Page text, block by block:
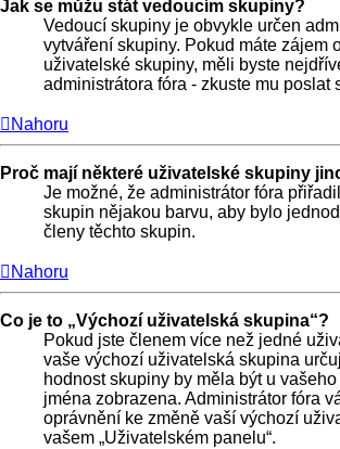
Jak se můžu stát vedoucím skupiny?
Vedoucí skupiny je obvykle určen
vytváření skupiny. Pokud máte zájem
uživatelské skupiny, měli byste
administrátora fóra - zkuste mu poslat
Nahoru
Proč mají některé uživatelské skupiny
Je možné, že administrátor fóra
skupin nějakou barvu, aby bylo
členy těchto skupin.
Nahoru
Co je to „Výchozí uživatelská skupina“?
Pokud jste členem více než jedné
vaše výchozí uživatelská skupina
hodnost skupiny by měla být u
jména zobrazena. Administrátor fóra
oprávnění ke změně vaší výchozí
vašem „Uživatelském panelu“.